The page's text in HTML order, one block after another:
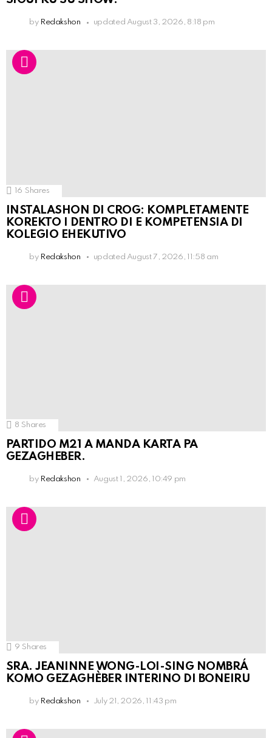
by Redakshon updated August 3, 2026, 8:18 pm
16 Shares
INSTALASHON DI CROG: KOMPLETAMENTE
KOREKTO I DENTRO DI E KOMPETENSIA DI
KOLEGIO EHEKUTIVO
by Redakshon updated August 7, 2026, 11:58 am
8 Shares
PARTIDO M21 A MANDA KARTA PA
GEZAGHEBER.
by Redakshon August 1, 2026, 10:49 pm
9 Shares
SRA. JEANINNE WONG-LOI-SING NOMBRÁ
KOMO GEZAGHÈBER INTERINO DI BONEIRU
by Redakshon July 21, 2026, 11:43 pm